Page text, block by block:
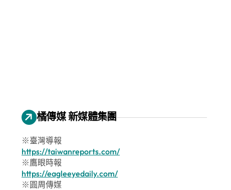
橘傳媒 新媒體集團
※臺灣導報
https://taiwanreports.com/
※鷹眼時報
https://eagleeyedaily.com/
※圓周傳媒